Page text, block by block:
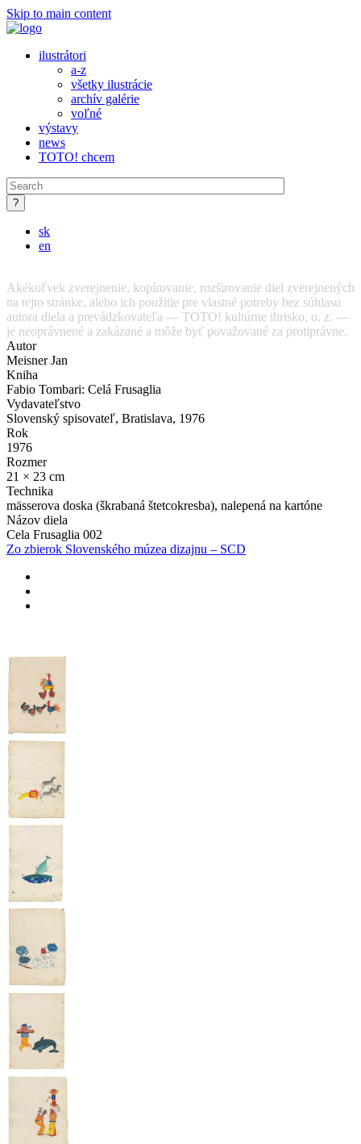
Skip to main content
ilustrátori
a-z
všetky ilustrácie
archív galérie
voľné
výstavy
news
TOTO! chcem
sk
en
Akékoľvek zverejnenie, kopírovanie, rozširovanie diel zverejnených
na tejto stránke, alebo ich použitie pre vlastné potreby bez súhlasu
autora diela a prevádzkovateľa — TOTO! kultúrne ihrisko, o. z. —
je neoprávnené a zakázané a môže byť považované za protiprávne.
Autor
Meisner Jan
Kniha
Fabio Tombari: Celá Frusaglia
Vydavateľstvo
Slovenský spisovateľ, Bratislava, 1976
Rok
1976
Rozmer
21 × 23 cm
Technika
mässerova doska (škrabaná štetcokresba), nalepená na kartóne
Názov diela
Cela Frusaglia 002
Zo zbierok Slovenského múzea dizajnu – SCD